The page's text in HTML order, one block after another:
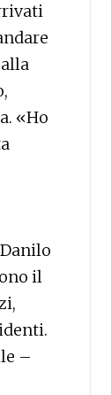
«Ho
il
–